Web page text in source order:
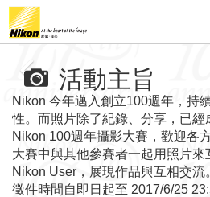
活動主旨
Nikon 今年邁入創立100週年，持
性。而照片除了紀錄、分享，已經
Nikon 100週年攝影大賽，歡迎各
大賽中與其他參賽者一起用照片
Nikon User，展現作品與互相交流
徵件時間自即日起至 2017/6/25